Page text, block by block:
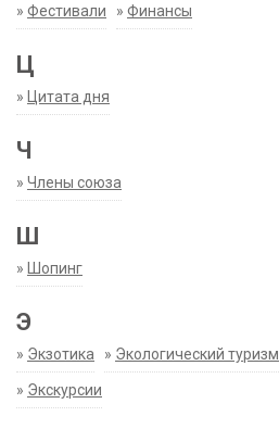
» Фестивали » Финансы
Ц
» Цитата дня
Ч
» Члены союза
Ш
» Шопинг
Э
» Экзотика » Экологический туризм
» Экскурсии